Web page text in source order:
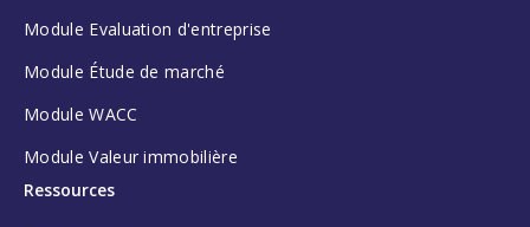
Module Evaluation d'entreprise
Module Étude de marché
Module WACC
Module Valeur immobilière
Ressources